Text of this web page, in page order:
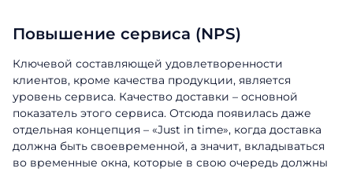
Повышение сервиса (NPS)
Ключевой составляющей удовлетворенности
клиентов, кроме качества продукции, является
уровень сервиса. Качество доставки – основной
показатель этого сервиса. Отсюда появилась даже
отдельная концепция – «Just in time», когда доставка
должна быть своевременной, а значит, вкладываться
во временные окна, которые в свою очередь должны